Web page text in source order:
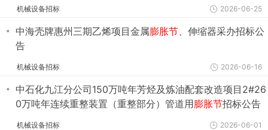
机械设备招标 2026-06-25
・ 中海壳牌惠州三期乙烯项目金属膨胀节、伸缩器采办招标公
告
机械设备招标 2026-06-16
・ 中石化九江分公司150万吨年芳烃及炼油配套改造项目2#26
0万吨年连续重整装置（重整部分）管道用膨胀节招标公告
机械设备招标 2026-06-01